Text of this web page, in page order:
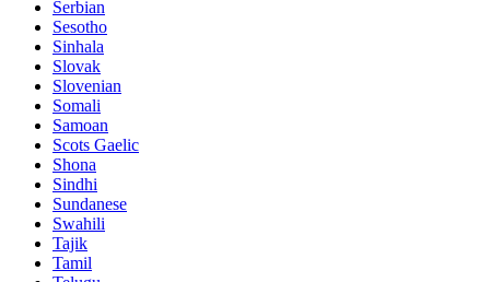
Serbian
Sesotho
Sinhala
Slovak
Slovenian
Somali
Samoan
Scots Gaelic
Shona
Sindhi
Sundanese
Swahili
Tajik
Tamil